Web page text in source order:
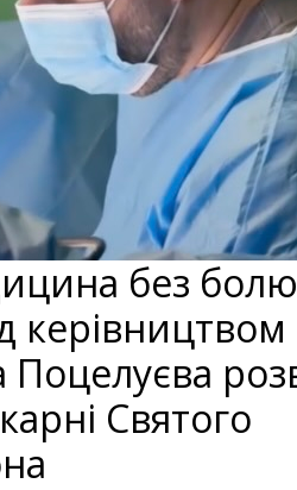
без
керівництвом
Святого